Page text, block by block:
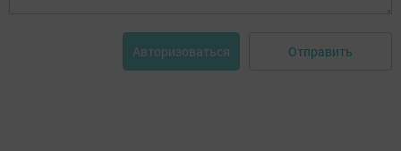
Авторизоваться Отправить